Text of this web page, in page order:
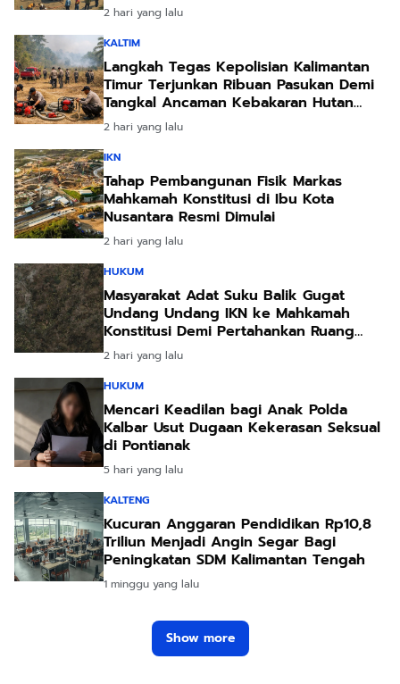
2 hari yang lalu
KALTIM
Langkah Tegas Kepolisian Kalimantan
Timur Terjunkan Ribuan Pasukan Demi
Tangkal Ancaman Kebakaran Hutan
Akibat Kemarau Ekstrem
2 hari yang lalu
IKN
Tahap Pembangunan Fisik Markas
Mahkamah Konstitusi di Ibu Kota
Nusantara Resmi Dimulai
2 hari yang lalu
HUKUM
Masyarakat Adat Suku Balik Gugat
Undang Undang IKN ke Mahkamah
Konstitusi Demi Pertahankan Ruang
Hidup Leluhur
2 hari yang lalu
HUKUM
Mencari Keadilan bagi Anak Polda
Kalbar Usut Dugaan Kekerasan Seksual
di Pontianak
5 hari yang lalu
KALTENG
Kucuran Anggaran Pendidikan Rp10,8
Triliun Menjadi Angin Segar Bagi
Peningkatan SDM Kalimantan Tengah
1 minggu yang lalu
Show more